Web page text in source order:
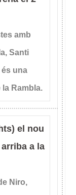
amb
Santi
és una
Rambla.
el nou
a la
Niro,